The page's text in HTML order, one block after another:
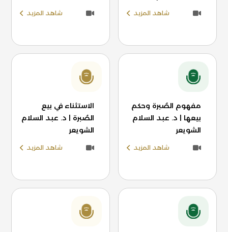
شاهد المزيد شاهد المزيد
مفهوم الصُبرة وحكم
بيعها | د. عبد السلام
الشويعر
شاهد المزيد
الاستثناء في بيع
الصُبرة | د. عبد السلام
الشويعر
شاهد المزيد